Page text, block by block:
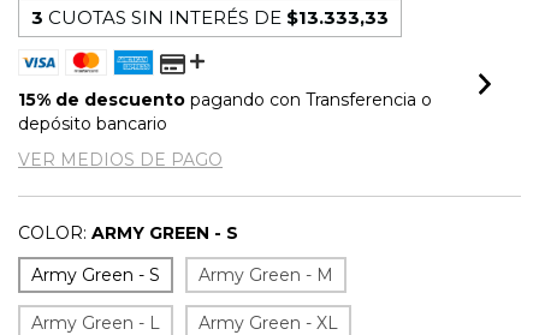
3 CUOTAS SIN INTERÉS DE $13.333,33
15% de descuento pagando con Transferencia o
depósito bancario
VER MEDIOS DE PAGO
COLOR: ARMY GREEN - S
Army Green - S
Army Green - M
Army Green - L Army Green - XL